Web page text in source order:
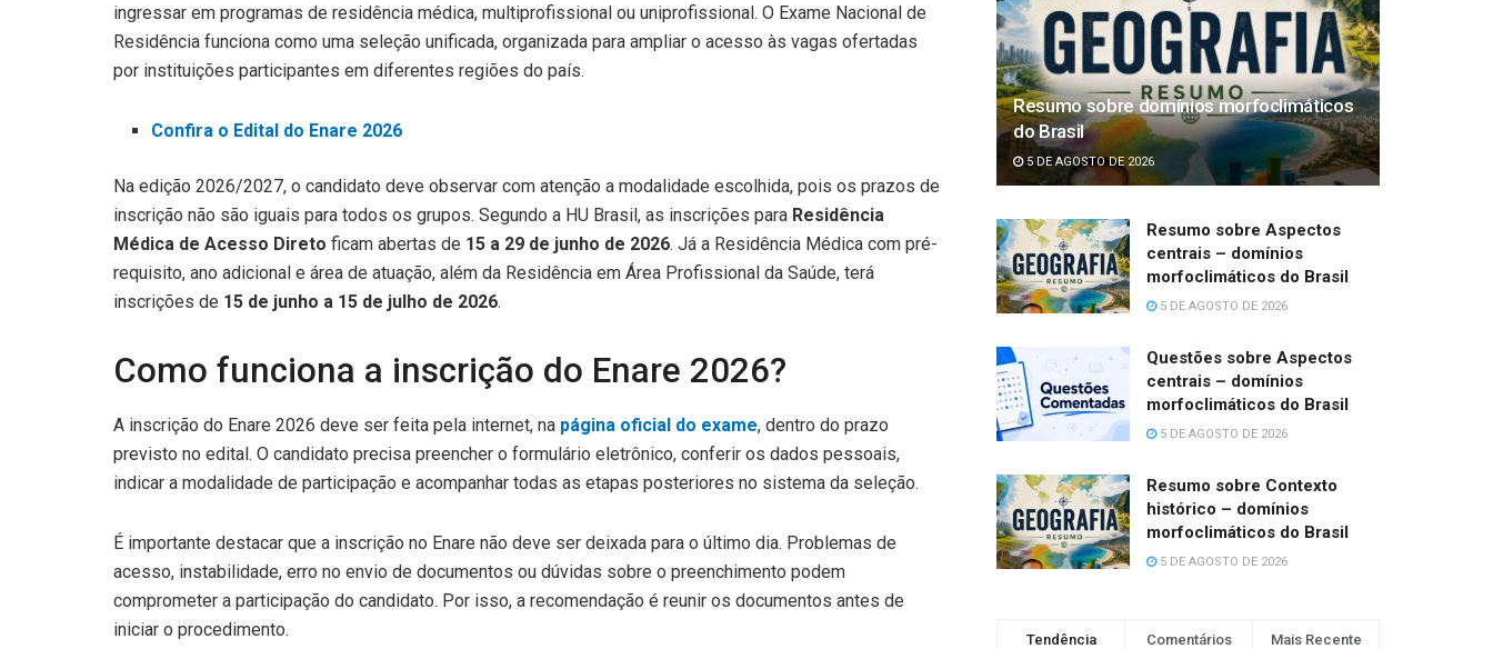
ingressar em programas de residência médica, multiprofissional ou uniprofissional. O Exame Nacional de
Residência funciona como uma seleção unificada, organizada para ampliar o acesso às vagas ofertadas
por instituições participantes em diferentes regiões do país.
Confira o Edital do Enare 2026
Na edição 2026/2027, o candidato deve observar com atenção a modalidade escolhida, pois os prazos de
inscrição não são iguais para todos os grupos. Segundo a HU Brasil, as inscrições para Residência
Médica de Acesso Direto ficam abertas de 15 a 29 de junho de 2026. Já a Residência Médica com pré-
requisito, ano adicional e área de atuação, além da Residência em Área Profissional da Saúde, terá
inscrições de 15 de junho a 15 de julho de 2026.
Como funciona a inscrição do Enare 2026?
A inscrição do Enare 2026 deve ser feita pela internet, na página oficial do exame, dentro do prazo
previsto no edital. O candidato precisa preencher o formulário eletrônico, conferir os dados pessoais,
indicar a modalidade de participação e acompanhar todas as etapas posteriores no sistema da seleção.
É importante destacar que a inscrição no Enare não deve ser deixada para o último dia. Problemas de
acesso, instabilidade, erro no envio de documentos ou dúvidas sobre o preenchimento podem
comprometer a participação do candidato. Por isso, a recomendação é reunir os documentos antes de
iniciar o procedimento.
Resumo sobre domínios morfoclimáticos
do Brasil
5 DE AGOSTO DE 2026
Resumo sobre Aspectos
centrais – domínios
morfoclimáticos do Brasil
5 DE AGOSTO DE 2026
Questões sobre Aspectos
centrais – domínios
morfoclimáticos do Brasil
5 DE AGOSTO DE 2026
Resumo sobre Contexto
histórico – domínios
morfoclimáticos do Brasil
5 DE AGOSTO DE 2026
Tendência Comentários Mais Recente